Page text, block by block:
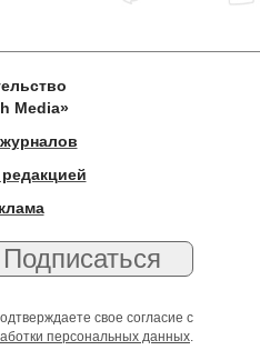
Media»
свое согласие с
персональных данных.